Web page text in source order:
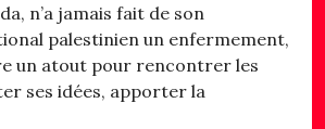
n’a jamais fait de son
palestinien un enfermement,
un atout pour rencontrer les
ses idées, apporter la